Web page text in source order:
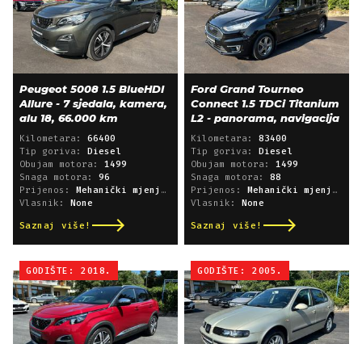
Peugeot 5008 1.5 BlueHDI
Allure - 7 sjedala, kamera,
alu 18, 66.000 km
Kilometara: 66400
Tip goriva:
Diesel
Obujam motora: 1499
Snaga motora: 96
Prijenos:
Mehanički mjenjač
Vlasnik:
None
Saznaj više!
Ford Grand Tourneo
Connect 1.5 TDCi Titanium
L2 - panorama, navigacija
Kilometara: 83400
Tip goriva:
Diesel
Obujam motora: 1499
Snaga motora: 88
Prijenos:
Mehanički mjenjač
Vlasnik:
None
Saznaj više!
GODIŠTE: 2018. GODIŠTE: 2005.